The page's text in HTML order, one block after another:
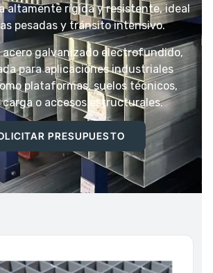
altamente rígida y resistente, ideal
pesadas y tránsito intensivo.
acero galvanizado electrofundido,
para aplicaciones industriales
plataformas, suelos técnicos,
carga o accesos estructurales.
PRESUPUESTO